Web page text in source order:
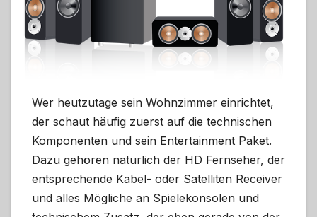
Wer heutzutage sein Wohnzimmer einrichtet,
der schaut häufig zuerst auf die technischen
Komponenten und sein Entertainment Paket.
Dazu gehören natürlich der HD Fernseher, der
entsprechende Kabel- oder Satelliten Receiver
und alles Mögliche an Spielekonsolen und